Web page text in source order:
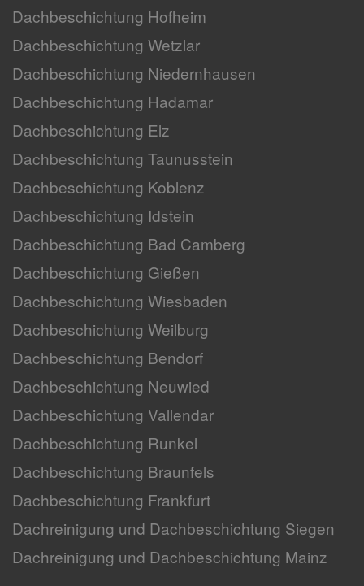
Dachbeschichtung Hofheim
Dachbeschichtung Wetzlar
Dachbeschichtung Niedernhausen
Dachbeschichtung Hadamar
Dachbeschichtung Elz
Dachbeschichtung Taunusstein
Dachbeschichtung Koblenz
Dachbeschichtung Idstein
Dachbeschichtung Bad Camberg
Dachbeschichtung Gießen
Dachbeschichtung Wiesbaden
Dachbeschichtung Weilburg
Dachbeschichtung Bendorf
Dachbeschichtung Neuwied
Dachbeschichtung Vallendar
Dachbeschichtung Runkel
Dachbeschichtung Braunfels
Dachbeschichtung Frankfurt
Dachreinigung und Dachbeschichtung Siegen
Dachreinigung und Dachbeschichtung Mainz